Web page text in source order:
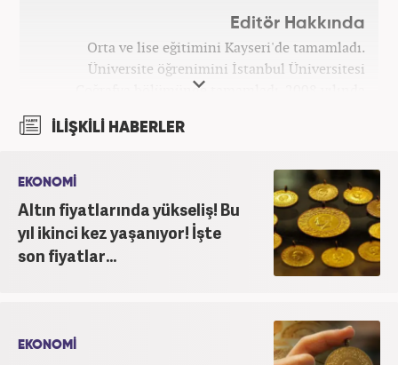
Editör Hakkında
Orta ve lise eğitimini Kayseri'de tamamladı.
Üniversite öğrenimini İstanbul Üniversitesi
Coğrafya bölümünde tamamladı. 2008 yılında
attı. 15 yıllık profesyonel editörlük kariyerinde tüm
Haber7.com'da 'Güncel/Siyaset Sorumlu Editörü'
olarak devam etmektedir.
İLİŞKİLİ HABERLER
EKONOMİ
Altın fiyatlarında yükseliş! Bu
yıl ikinci kez yaşanıyor! İşte
son fiyatlar...
EKONOMİ